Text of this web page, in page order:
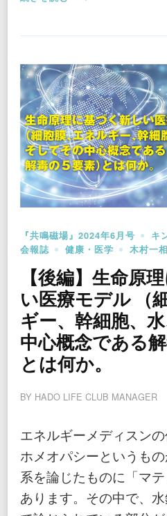
『共鳴磁場』2024年6月号 キ
会報誌
健康・医学 木村一相
【後編】生命原
い医療モデル （
ギー、幹細胞、
中心概念である解
とは何か。
BY HADO LIFE CLUB MANAGER
エネルギーメディスン
ホメオパシーというも
系を論じたものに「マ
あります。その中で、